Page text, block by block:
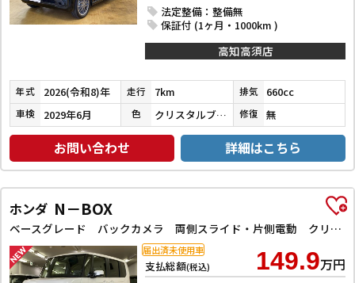
法定整備：整備無
保証付 (1ヶ月・1000km )
高知高須店
年式 2026(令和8)年 走行 7km 排気 660cc
車検 2029年6月 色 クリスタルブラックパール 修復 無
お問い合わせ 詳細はこちら
ホンダ N－BOX
ベースグレード バックカメラ 両側スライド・片側電動 クリアランスソナー オートクルーズコントロール レーンアシスト 衝突被害軽減システム オートライト LEDヘッドランプ スマートキー アイドリングストップ
支払総額(税込) 149.9万円
届出済未使用車